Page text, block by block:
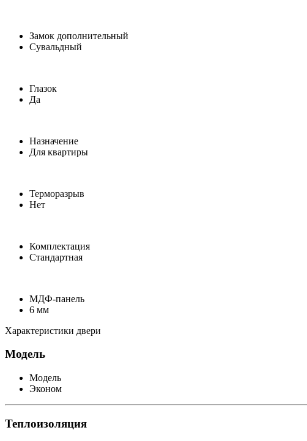
Замок дополнительный
Сувальдный
Глазок
Да
Назначение
Для квартиры
Терморазрыв
Нет
Комплектация
Стандартная
МДФ-панель
6 мм
Характеристики двери
Модель
Модель
Эконом
Теплоизоляция